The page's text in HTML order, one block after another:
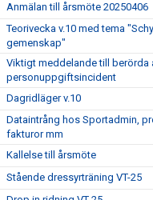
Anmälan till årsmöte 20250406
Teorivecka v.10 med tema
gemenskap"
Viktigt meddelande till berörda
personuppgiftsincident
Dagridläger v.10
Dataintrång hos Sportadmin,
fakturor mm
Kallelse till årsmöte
Stående dressyrträning VT-25